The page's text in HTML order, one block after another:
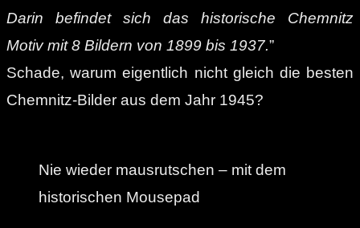
Darin befindet sich das historische Chemnitz
Motiv mit 8 Bildern von 1899 bis 1937.”
Schade, warum eigentlich nicht gleich die besten
Chemnitz-Bilder aus dem Jahr 1945?
Nie wieder mausrutschen – mit dem
historischen Mousepad